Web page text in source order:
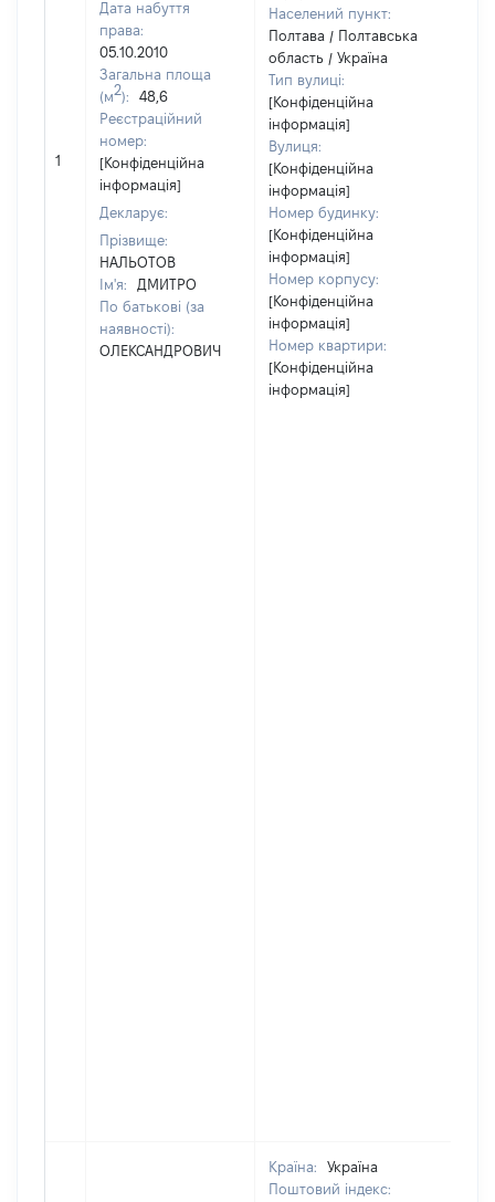
1
Дата набуття
права:
05.10.2010
Загальна площа
(м2):
48,6
Реєстраційний
номер:
[Конфіденційна
інформація]
Декларує:
Прізвище:
НАЛЬОТОВ
Ім'я:
ДМИТРО
По батькові (за
наявності):
ОЛЕКСАНДРОВИЧ
Населений пункт:
Полтава / Полтавська
область / Україна
Тип вулиці:
[Конфіденційна
інформація]
Вулиця:
[Конфіденційна
інформація]
Номер будинку:
[Конфіденційна
інформація]
Номер корпусу:
[Конфіденційна
інформація]
Номер квартири:
[Конфіденційна
інформація]
Країна:
Україна
Поштовий індекс: